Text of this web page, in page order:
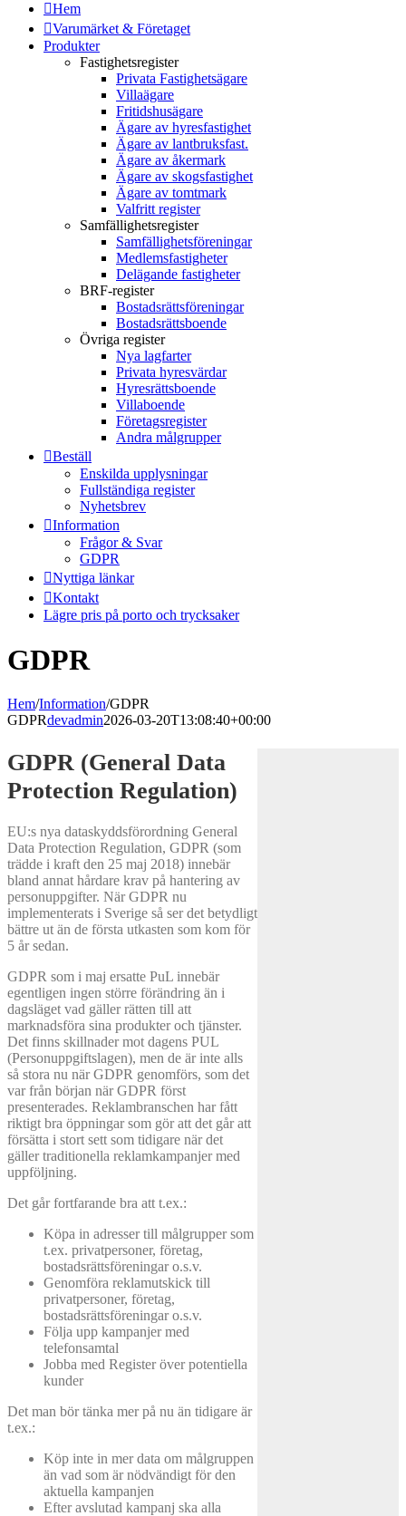
Hem
Varumärket & Företaget
Produkter
Fastighetsregister
Privata Fastighetsägare
Villaägare
Fritidshusägare
Ägare av hyresfastighet
Ägare av lantbruksfast.
Ägare av åkermark
Ägare av skogsfastighet
Ägare av tomtmark
Valfritt register
Samfällighetsregister
Samfällighetsföreningar
Medlemsfastigheter
Delägande fastigheter
BRF-register
Bostadsrättsföreningar
Bostadsrättsboende
Övriga register
Nya lagfarter
Privata hyresvärdar
Hyresrättsboende
Villaboende
Företagsregister
Andra målgrupper
Beställ
Enskilda upplysningar
Fullständiga register
Nyhetsbrev
Information
Frågor & Svar
GDPR
Nyttiga länkar
Kontakt
Lägre pris på porto och trycksaker
GDPR
Hem/Information/GDPR
GDPRdevadmin2026-03-20T13:08:40+00:00
GDPR (General Data
Protection Regulation)
EU:s nya dataskyddsförordning General
Data Protection Regulation, GDPR (som
trädde i kraft den 25 maj 2018) innebär
bland annat hårdare krav på hantering av
personuppgifter. När GDPR nu
implementerats i Sverige så ser det betydligt
bättre ut än de första utkasten som kom för
5 år sedan.
GDPR som i maj ersatte PuL innebär
egentligen ingen större förändring än i
dagsläget vad gäller rätten till att
marknadsföra sina produkter och tjänster.
Det finns skillnader mot dagens PUL
(Personuppgiftslagen), men de är inte alls
så stora nu när GDPR genomförs, som det
var från början när GDPR först
presenterades. Reklambranschen har fått
riktigt bra öppningar som gör att det går att
försätta i stort sett som tidigare när det
gäller traditionella reklamkampanjer med
uppföljning.
Det går fortfarande bra att t.ex.:
Köpa in adresser till målgrupper som
t.ex. privatpersoner, företag,
bostadsrättsföreningar o.s.v.
Genomföra reklamutskick till
privatpersoner, företag,
bostadsrättsföreningar o.s.v.
Följa upp kampanjer med
telefonsamtal
Jobba med Register över potentiella
kunder
Det man bör tänka mer på nu än tidigare är
t.ex.:
Köp inte in mer data om målgruppen
än vad som är nödvändigt för den
aktuella kampanjen
Efter avslutad kampanj ska alla